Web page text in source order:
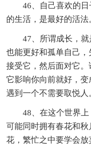
46、自己喜欢的日
的生活，是最好的活法
47、所谓成长，就
也能更好和孤单自己
接受它，然后面对它
它影响你向前就好，
遇到一个不需要取悦人
48、在这个世界上
可能同时拥有春花和
花，繁忙之中要学会